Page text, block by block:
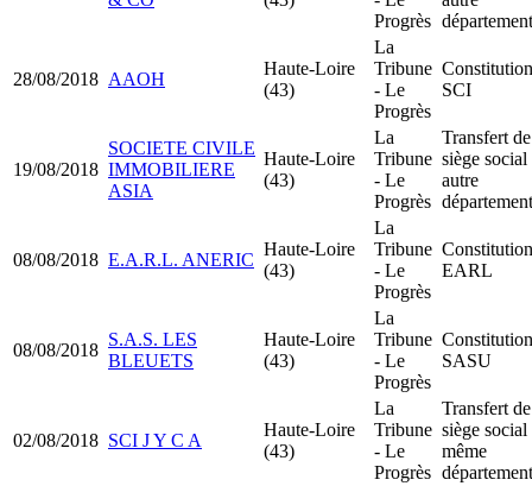
Progrès département
28/08/2018 AAOH
Haute-Loire
(43)
La
Tribune
- Le
Progrès
Constitution
SCI
19/08/2018
SOCIETE CIVILE
IMMOBILIERE
ASIA
Haute-Loire
(43)
La
Tribune
- Le
Progrès
Transfert de
siège social
autre
département
08/08/2018 E.A.R.L. ANERIC
Haute-Loire
(43)
La
Tribune
- Le
Progrès
Constitution
EARL
08/08/2018
S.A.S. LES
BLEUETS
Haute-Loire
(43)
La
Tribune
- Le
Progrès
Constitution
SASU
02/08/2018 SCI J Y C A
Haute-Loire
(43)
La
Tribune
- Le
Progrès
Transfert de
siège social
même
département